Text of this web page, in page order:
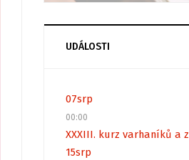
UDÁLOSTI
07srp
00:00
XXXIII. kurz varhaníků a
15srp